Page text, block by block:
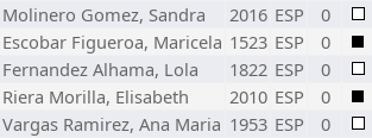
Molinero Gomez, Sandra 2016 ESP
0
Escobar Figueroa, Maricela 1523 ESP
0
Fernandez Alhama, Lola 1822 ESP
0
Riera Morilla, Elisabeth 2010 ESP
0
Vargas Ramirez, Ana Maria 1953 ESP
0